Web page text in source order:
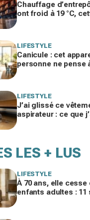
Chauffage
ont froid à 19 °C,
LIFESTYLE
Canicule : cet
personne ne pense
LIFESTYLE
J’ai glissé ce
aspirateur : ce que
LES + LUS
LIFESTYLE
À 70 ans, elle cesse
enfants adultes : 11